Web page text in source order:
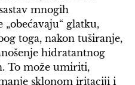
mnogih
glatku,
toga, nakon tuširanje,
hidratantnog
To može umiriti,
sklonom iritaciji i